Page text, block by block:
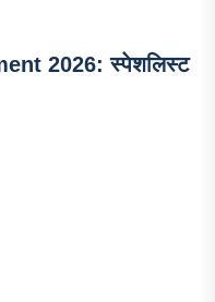
2026: स्पेशलिस्ट